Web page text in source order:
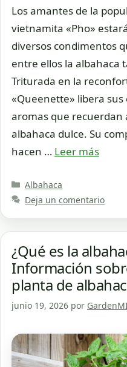
Los amantes de la
vietnamita «Pho»
diversos condimentos
entre ellos la albahaca
Triturada en la
«Queenette» libera
aromas que recuerdan
albahaca dulce. Su
hacen … Leer más
Categorías
Albahaca
Deja un comentario
¿Qué es la
Información
planta de
junio 19, 2026 por GardenMI